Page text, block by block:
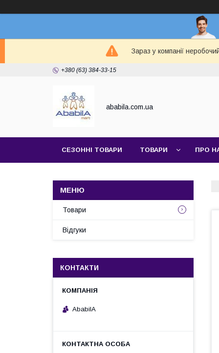
Зараз у компанії
+380 (63) 384-33-15
ababila.com.ua
СЕЗОННІ ТОВАРИ ТОВАРИ ПРО
Товари
Відгуки
КОНТАКТИ
AbabilA